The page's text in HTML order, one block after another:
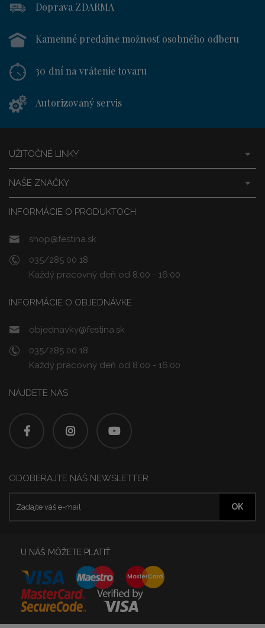
Doprava ZDARMA
Kamenné predajnemožnosť osobného odberu
30 dní na vrátenie tovaru
Autorizovaný servis
INFORMÁCIE O PRODUKTOCH
shop@festina.sk
035/285 00 18
Každý pracovný deň od 8:00 - 16:00
INFORMÁCIE O OBJEDNÁVKE
objednavky@festina.sk
035/285 00 18
Každý pracovný deň od 8:00 - 16:00
NAŠE ZNAČKY
UŽITOČNÉ LINKY
NÁJDETE NÁS
ODOBERAJTE NÁŠ NEWSLETTER
U NÁŠ MÔŽETE PLATIŤ